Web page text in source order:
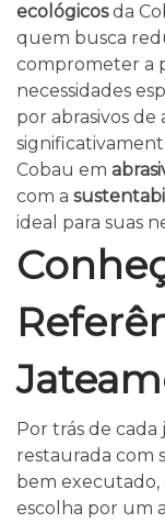
ecológicosda
quem busca
comprometer a
necessidades
por abrasivos
Cobau em
com a
ideal para suas
Por trás de
restaurada com
bem executado,
escolha por um